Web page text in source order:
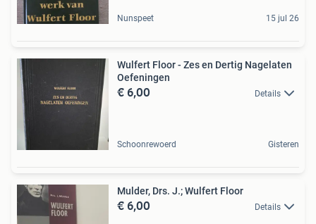
Nunspeet 15 jul 26
Wulfert Floor - Zes en Dertig Nagelaten
Oefeningen
€ 6,00 Details
Schoonrewoerd Gisteren
Mulder, Drs. J.; Wulfert Floor
€ 6,00 Details